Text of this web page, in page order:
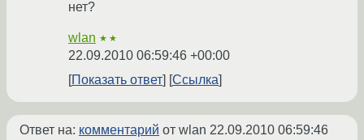
нет?
wlan ★★
22.09.2010 06:59:46 +00:00
Показать ответ
Ссылка
Ответ на: комментарий от wlan 22.09.2010 06:59:46